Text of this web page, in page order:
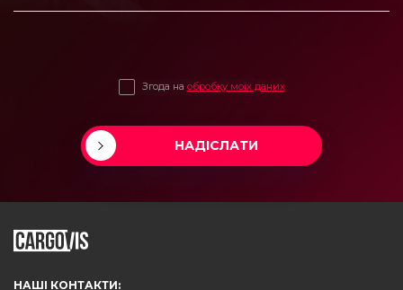
Згода на обробку моїх даних
НАДІСЛАТИ
НАШІ КОНТАКТИ: